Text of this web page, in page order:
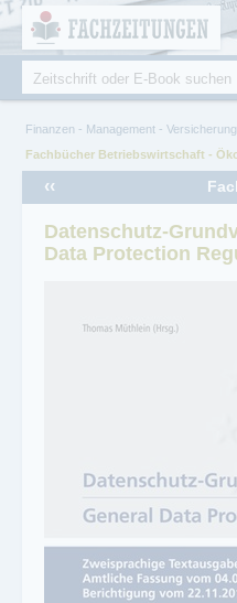
Fachzeitungen.de -
Fachmagazine
Suchformular
Suche
Sie sind hier
Finanzen - Management -
Fachbücher Betriebswirtschaft -
‹‹
Datenschutz-
Data Protection
Cookie-Einstellungen